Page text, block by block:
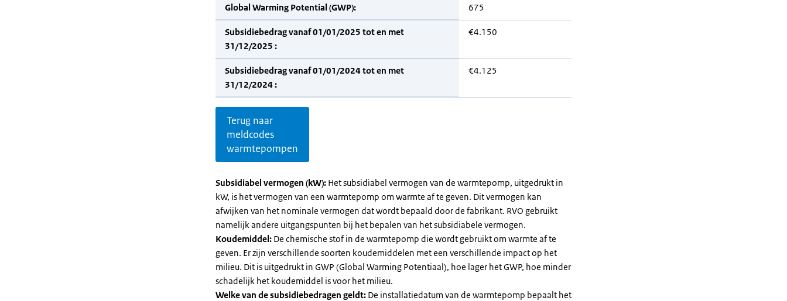
Global Warming Potential (GWP): 675
Subsidiebedrag vanaf 01/01/2025 tot en met
31/12/2025 :
€4.150
Subsidiebedrag vanaf 01/01/2024 tot en met
31/12/2024 :
€4.125
Terug naar
meldcodes
warmtepompen
Subsidiabel vermogen (kW): Het subsidiabel vermogen van de warmtepomp, uitgedrukt in
kW, is het vermogen van een warmtepomp om warmte af te geven. Dit vermogen kan
afwijken van het nominale vermogen dat wordt bepaald door de fabrikant. RVO gebruikt
namelijk andere uitgangspunten bij het bepalen van het subsidiabele vermogen.
Koudemiddel: De chemische stof in de warmtepomp die wordt gebruikt om warmte af te
geven. Er zijn verschillende soorten koudemiddelen met een verschillende impact op het
milieu. Dit is uitgedrukt in GWP (Global Warming Potentiaal), hoe lager het GWP, hoe minder
schadelijk het koudemiddel is voor het milieu.
Welke van de subsidiebedragen geldt: De installatiedatum van de warmtepomp bepaalt het